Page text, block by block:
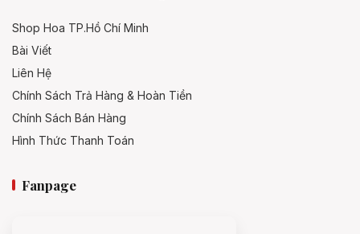
Shop Hoa TP.Hồ Chí Minh
Bài Viết
Liên Hệ
Chính Sách Trả Hàng & Hoàn Tiền
Chính Sách Bán Hàng
Hình Thức Thanh Toán
Fanpage